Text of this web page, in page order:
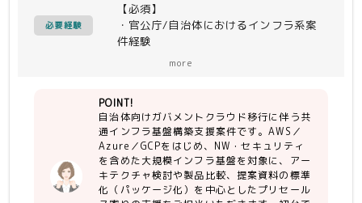
（AWS/Azure/GCP、Cisco、Palo
Alto等）
・採用製品の比較検討および調達商流の
・社内プレゼン資料や打ち合わせ資料の
作成
・SEリソース確保のためのスキルセッ
ト明確化支援
必要経験
【必須】
・官公庁/自治体におけるインフラ系案
件経験
【尚可】
・プリセールス経験（提案検討、提案書
作成他）
・官公庁/自治体の入札対応経験
more
POINT!
自治体向けガバメントクラウド移行に伴う共
通インフラ基盤構築支援案件です。AWS／
Azure／GCPをはじめ、NW・セキュリティ
を含めた大規模インフラ基盤を対象に、アー
キテクチャ検討や製品比較、提案資料の標準
化（パッケージ化）を中心としたプリセール